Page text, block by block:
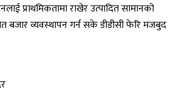
प्राथमिकतामा राखेर उत्पादित सामानको
बजार व्यवस्थापन गर्न सके डीडीसी फेरि मजबुद